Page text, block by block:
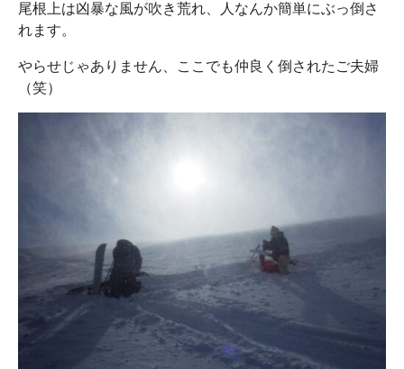
尾根上は凶暴な風が吹き荒れ、人なんか簡単にぶっ倒さ
れます。
やらせじゃありません、ここでも仲良く倒されたご夫婦
（笑）